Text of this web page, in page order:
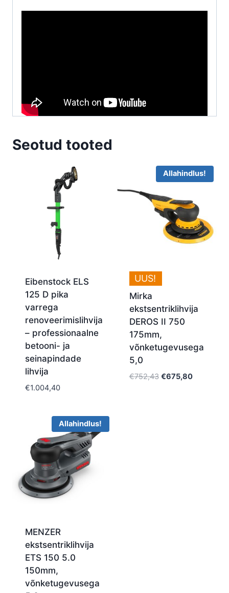
Seotud tooted
Eibenstock ELS
125 D pika
varrega
renoveerimislihvija
– professionaalne
betooni- ja
seinapindade
lihvija
€1.004,40
Allahindlus!
UUS!
Mirka
ekstsentriklihvija
DEROS II 750
175mm,
võnketugevusega
5,0
€752,43 Algne
€675,80Current
Allahindlus!
MENZER
ekstsentriklihvija
ETS 150 5.0
150mm,
võnketugevusega